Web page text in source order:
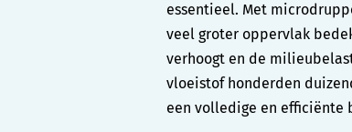
essentieel. Met
veel groter oppervlak
verhoogt en de
vloeistof honderden
een volledige en efficiënte